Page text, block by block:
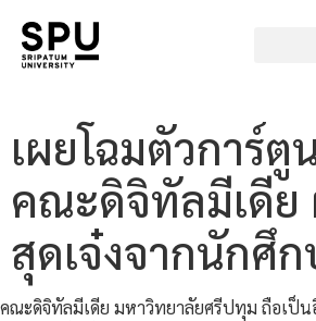
เผยโฉมตัวการ์
คณะดิจิทัลมีเดีย
สุดเจ๋งจากนักศึก
คณะดิจิทัลมีเดีย มหาวิทยาลัยศรีปทุม ถือเป็